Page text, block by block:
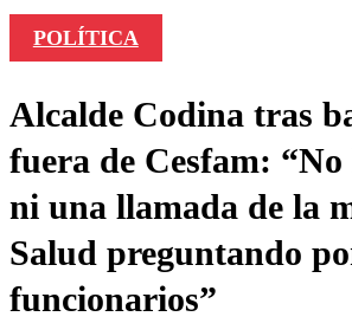
POLÍTICA
Alcalde Codina tras
fuera de Cesfam:
ni una llamada de la
Salud preguntando
funcionarios”